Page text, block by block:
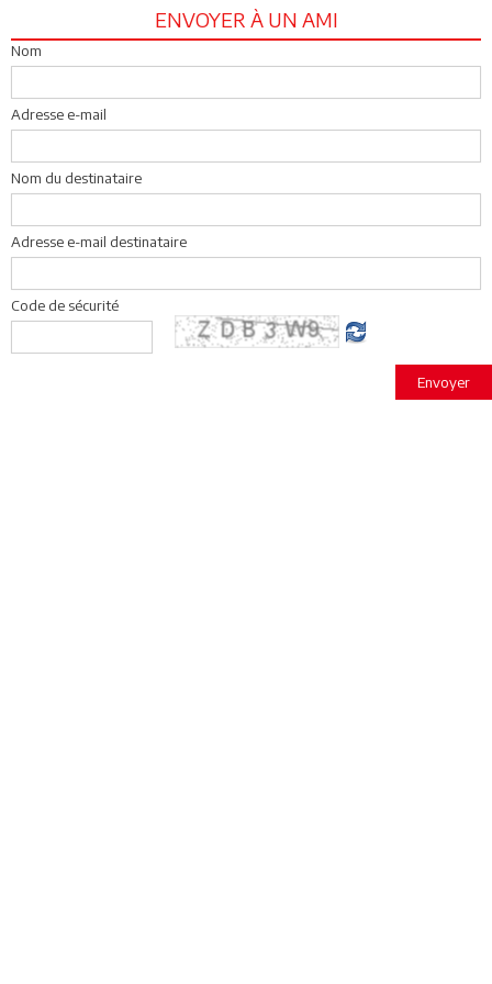
ENVOYER À UN AMI
Nom
Adresse e-mail
Nom du destinataire
Adresse e-mail destinataire
Code de sécurité
Envoyer